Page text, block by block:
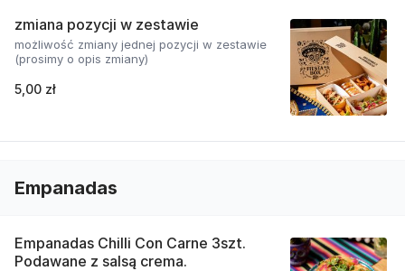
zmiana pozycji w zestawie
możliwość zmiany jednej pozycji w zestawie
(prosimy o opis zmiany)
5,00 zł
Empanadas
Empanadas Chilli Con Carne 3szt.
Podawane z salsą crema.